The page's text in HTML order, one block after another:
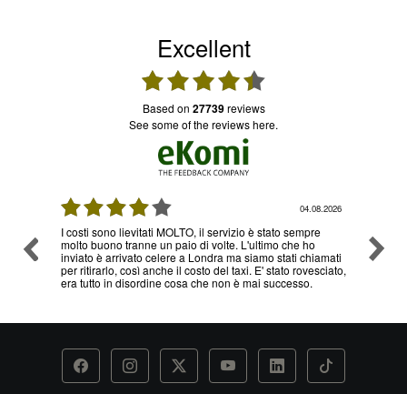
Excellent
based on 27739reviews
see some of the reviews here.
04.08.2026
I costi sono lievitati MOLTO, il servizio è stato sempre
molto buono tranne un paio di volte. L'ultimo che ho
inviato è arrivato celere a Londra ma siamo stati chiamati
per ritirarlo, così anche il costo del taxi. E' stato rovesciato,
era tutto in disordine cosa che non è mai successo.